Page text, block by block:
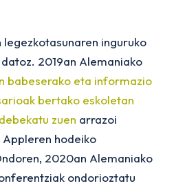
inguruko
2019an Alemaniako
babeserako eta informazio
bertako eskoletan
zuen arrazoi
hodeiko
2020an Alemaniako
ondorioztatu